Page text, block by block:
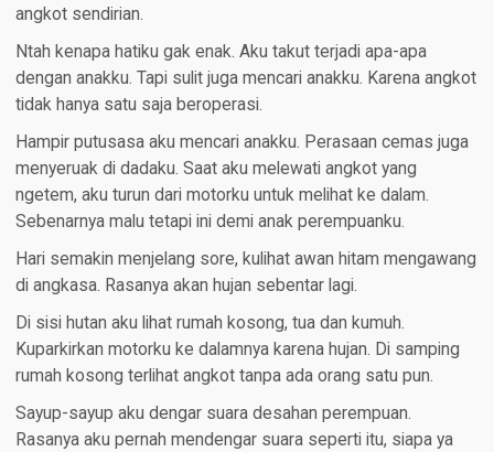
angkot sendirian.
Ntah kenapa hatiku gak enak. Aku takut terjadi apa-apa
dengan anakku. Tapi sulit juga mencari anakku. Karena angkot
tidak hanya satu saja beroperasi.
Hampir putusasa aku mencari anakku. Perasaan cemas juga
menyeruak di dadaku. Saat aku melewati angkot yang
ngetem, aku turun dari motorku untuk melihat ke dalam.
Sebenarnya malu tetapi ini demi anak perempuanku.
Hari semakin menjelang sore, kulihat awan hitam mengawang
di angkasa. Rasanya akan hujan sebentar lagi.
Di sisi hutan aku lihat rumah kosong, tua dan kumuh.
Kuparkirkan motorku ke dalamnya karena hujan. Di samping
rumah kosong terlihat angkot tanpa ada orang satu pun.
Sayup-sayup aku dengar suara desahan perempuan.
Rasanya aku pernah mendengar suara seperti itu, siapa ya